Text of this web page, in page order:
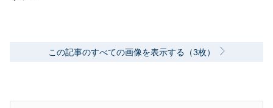
この記事のすべての画像を表示する（3枚）